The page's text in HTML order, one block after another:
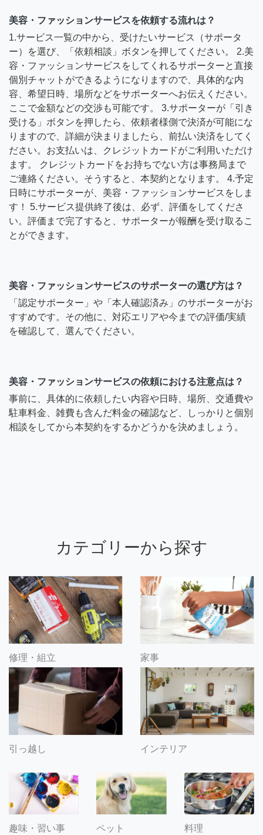
美容・ファッションサービスを依頼する流れは？
1.サービス一覧の中から、受けたいサービス（サポータ
ー）を選び、「依頼相談」ボタンを押してください。 2.美
容・ファッションサービスをしてくれるサポーターと直接
個別チャットができるようになりますので、具体的な内
容、希望日時、場所などをサポーターへお伝えください。
ここで金額などの交渉も可能です。 3.サポーターが「引き
受ける」ボタンを押したら、依頼者様側で決済が可能にな
りますので、詳細が決まりましたら、前払い決済をしてく
ださい。お支払いは、クレジットカードがご利用いただけ
ます。 クレジットカードをお持ちでない方は事務局まで
ご連絡ください。そうすると、本契約となります。 4.予定
日時にサポーターが、美容・ファッションサービスをしま
す！ 5.サービス提供終了後は、必ず、評価をしてくださ
い。評価まで完了すると、サポーターが報酬を受け取るこ
とができます。
美容・ファッションサービスのサポーターの選び方は？
「認定サポーター」や「本人確認済み」のサポーターがお
すすめです。その他に、対応エリアや今までの評価/実績
を確認して、選んでください。
美容・ファッションサービスの依頼における注意点は？
事前に、具体的に依頼したい内容や日時、場所、交通費や
駐車料金、雑費も含んだ料金の確認など、しっかりと個別
相談をしてから本契約をするかどうかを決めましょう。
カテゴリーから探す
修理・組立 家事
引っ越し インテリア
趣味・習い事 ペット 料理